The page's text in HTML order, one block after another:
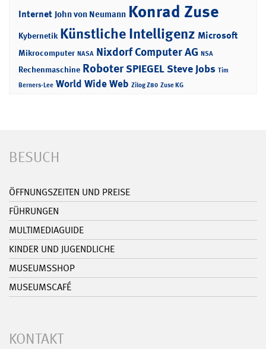
Internet John von Neumann Konrad Zuse
Kybernetik Künstliche Intelligenz Microsoft
Mikrocomputer NASA Nixdorf Computer AG NSA
Rechenmaschine RoboterSPIEGELSteve Jobs Tim
Berners-Lee World Wide Web Zilog Z80 Zuse KG
BESUCH
ÖFFNUNGSZEITEN UND PREISE
FÜHRUNGEN
MULTIMEDIAGUIDE
KINDER UND JUGENDLICHE
MUSEUMSSHOP
MUSEUMSCAFÉ
KONTAKT